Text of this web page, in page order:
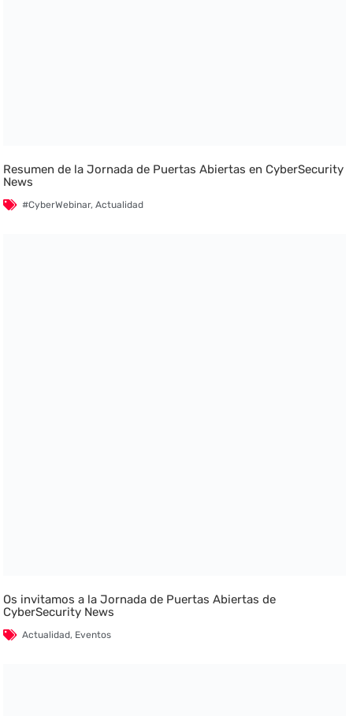
Resumen de la Jornada de Puertas Abiertas en CyberSecurity
News
#CyberWebinar,Actualidad
Os invitamos a la Jornada de Puertas Abiertas de
CyberSecurity News
Actualidad, Eventos